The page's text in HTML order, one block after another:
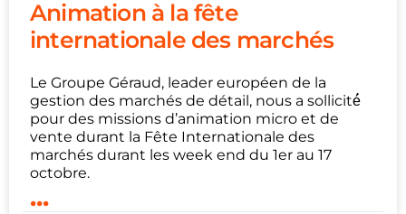
Animation à la fête
internationale des marchés
Le Groupe Géraud, leader européen de la
gestion des marchés de détail, nous a sollicité́
pour des missions d’animation micro et de
vente durant la Fête Internationale des
marchés durant les week end du 1er au 17
octobre.
...